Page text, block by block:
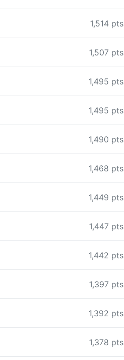
1,514 pts
1,507 pts
1,495 pts
1,495 pts
1,490 pts
1,468 pts
1,449 pts
1,447 pts
1,442 pts
1,397 pts
1,392 pts
1,378 pts